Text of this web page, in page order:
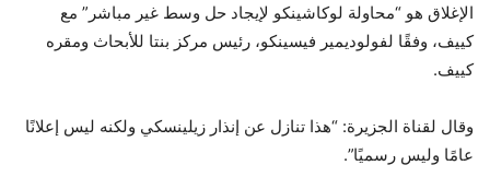
الإغلاق هو “محاولة لوكاشينكو لإيجاد حل وسط غير مباشر” مع
كييف، وفقًا لفولوديمير فيسينكو، رئيس مركز بنتا للأبحاث ومقره
كييف.
وقال لقناة الجزيرة: “هذا تنازل عن إنذار زيلينسكي ولكنه ليس إعلانًا
عامًا وليس رسميًا”.